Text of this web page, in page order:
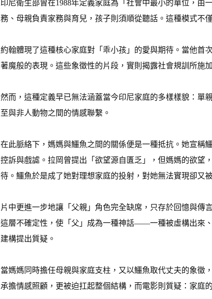
印尼衛生部曾在1988年定義家庭為「社會中最小的單位，
務、母親負責家務與育兒，孩子則須順從聽話。這種模式不
約翰體現了這種核心家庭對「乖小孩」的愛與期待。當他首
著魔般的表現。這些象徵性的片段，實則揭露社會規訓所施
然而，這種定義早已無法涵蓋當今印尼家庭的多樣樣貌：單
至與非人動物之間的情感聯繫。
在此脈絡下，媽媽與鱷魚之間的關係便是一種抵抗。她宣稱
控訴與戲謔。拉岡曾提出「欲望源自匱乏」，但媽媽的欲望
待。鱷魚於是成了她對理想家庭的投射，對她無法實現卻又
片中更進一步地讓「父親」角色完全缺席，只存於回憶與
這層不確定性，使「父」成為一種神話——一種被虛構出來
建構提出質疑。
當媽媽同時擔任母親與家庭支柱，又以鱷魚取代丈夫的象徵
承擔情感照顧，更被迫扛起整個結構，而電影則質疑：家庭